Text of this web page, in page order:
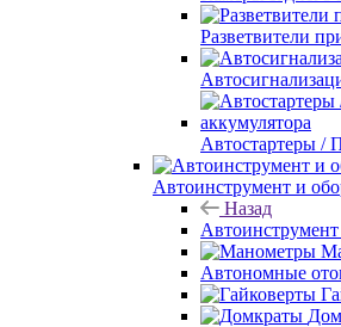
Разветвители
Автостартеры /
Автоинструмент и
Назад
Автономные